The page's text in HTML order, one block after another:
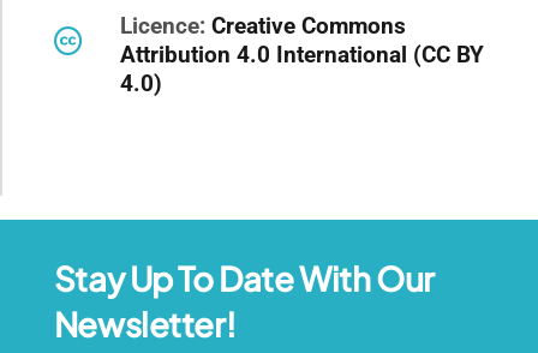
Licence: Creative Commons
Attribution 4.0 International (CC BY
4.0)
Stay Up To Date With Our
Newsletter!